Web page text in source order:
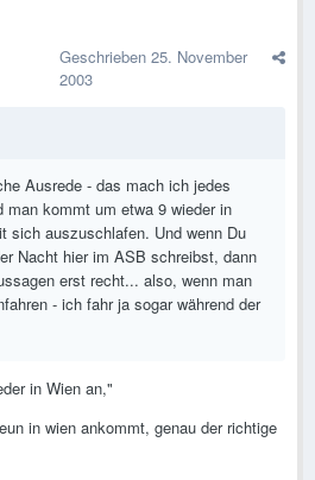
Geschrieben 25. November
2003
Ausrede - das mach ich jedes
man kommt um etwa 9 wieder in
sich auszuschlafen. Und wenn Du
Nacht hier im ASB schreibst, dann
erst recht... also, wenn man
- ich fahr ja sogar während der
in Wien an,"
in wien ankommt, genau der richtige